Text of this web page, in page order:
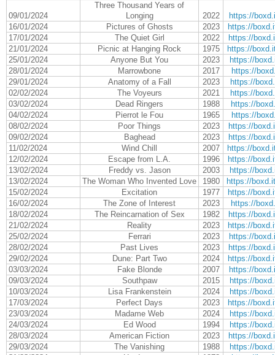
09/01/2024
Three Thousand Years of
Longing
2022
https://
16/01/2024
Pictures of Ghosts 2023
https://
17/01/2024
The Quiet Girl 2022
https://
21/01/2024
Picnic at Hanging Rock 1975
https://
25/01/2024
Anyone But You 2023
https://
28/01/2024
Marrowbone 2017
https://
29/01/2024
Anatomy of a Fall 2023
https://
02/02/2024
The Voyeurs 2021
https://
03/02/2024
Dead Ringers 1988
https://
04/02/2024
Pierrot le Fou 1965
https://
08/02/2024
Poor Things 2023
https://
09/02/2024
Baghead 2023
https://
11/02/2024
Wind Chill 2007
https://
12/02/2024
Escape from L.A. 1996
https://
13/02/2024
Freddy vs. Jason 2003
https://
13/02/2024
The Woman Who Invented Love 1980
https://
15/02/2024
Excitation 1977
https://
16/02/2024
The Zone of Interest 2023
https://
18/02/2024
The Reincarnation of Sex 1982
https://
21/02/2024
Reality 2023
https://
25/02/2024
Ferrari 2023
https://
28/02/2024
Past Lives 2023
https://
29/02/2024
Dune: Part Two 2024
https://
03/03/2024
Fake Blonde 2007
https://
09/03/2024
Southpaw 2015
https://
10/03/2024
Lisa Frankenstein 2024
https://
17/03/2024
Perfect Days 2023
https://
23/03/2024
Madame Web 2024
https://
24/03/2024
Ed Wood 1994
https://
28/03/2024
American Fiction 2023
https://
29/03/2024
The Vanishing 1988
https://